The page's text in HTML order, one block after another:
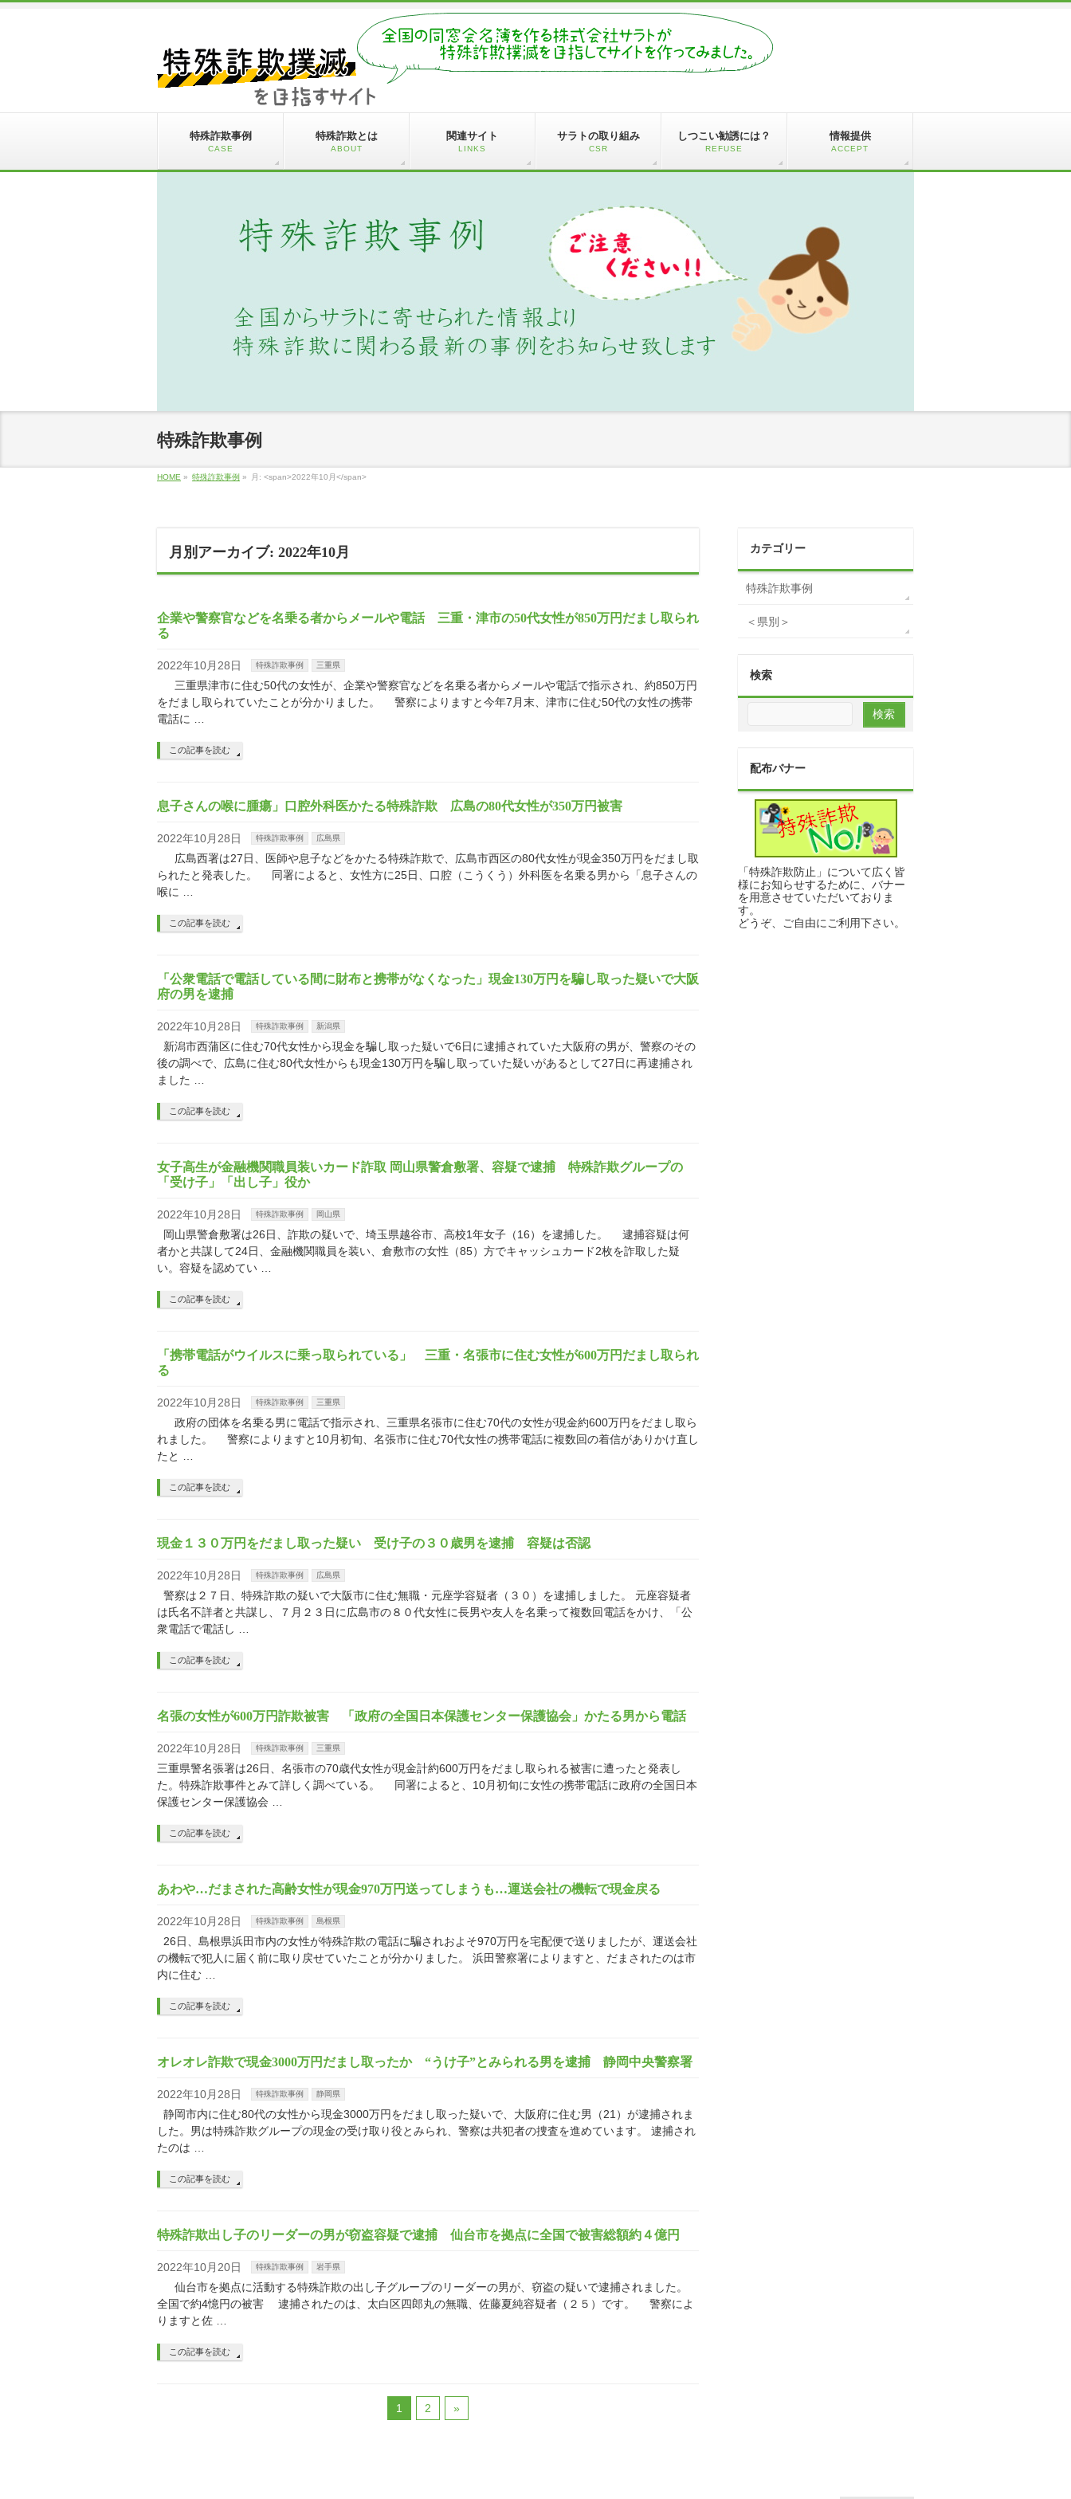
特殊詐欺事例
CASE
特殊詐欺とは
ABOUT
関連サイト
LINKS
サラトの取り組み
CSR
しつこい勧誘には？
REFUSE
情報提供
ACCEPT
特殊詐欺事例
HOME » 特殊詐欺事例 » 月: <span>2022年10月</span>
月別アーカイブ: 2022年10月
企業や警察官などを名乗る者からメールや電話 三重・津市の50代女性が850万円だまし取られ
る
2022年10月28日 特殊詐欺事例 三重県
三重県津市に住む50代の女性が、企業や警察官などを名乗る者からメールや電話で指示され、約850万円
をだまし取られていたことが分かりました。 警察によりますと今年7月末、津市に住む50代の女性の携帯
電話に …
この記事を読む
息子さんの喉に腫瘍」口腔外科医かたる特殊詐欺 広島の80代女性が350万円被害
2022年10月28日 特殊詐欺事例 広島県
広島西署は27日、医師や息子などをかたる特殊詐欺で、広島市西区の80代女性が現金350万円をだまし取
られたと発表した。 同署によると、女性方に25日、口腔（こうくう）外科医を名乗る男から「息子さんの
喉に …
この記事を読む
「公衆電話で電話している間に財布と携帯がなくなった」現金130万円を騙し取った疑いで大阪
府の男を逮捕
2022年10月28日 特殊詐欺事例 新潟県
新潟市西蒲区に住む70代女性から現金を騙し取った疑いで6日に逮捕されていた大阪府の男が、警察のその
後の調べで、広島に住む80代女性からも現金130万円を騙し取っていた疑いがあるとして27日に再逮捕され
ました …
この記事を読む
女子高生が金融機関職員装いカード詐取 岡山県警倉敷署、容疑で逮捕 特殊詐欺グループの
「受け子」「出し子」役か
2022年10月28日 特殊詐欺事例 岡山県
岡山県警倉敷署は26日、詐欺の疑いで、埼玉県越谷市、高校1年女子（16）を逮捕した。 逮捕容疑は何
者かと共謀して24日、金融機関職員を装い、倉敷市の女性（85）方でキャッシュカード2枚を詐取した疑
い。容疑を認めてい …
この記事を読む
「携帯電話がウイルスに乗っ取られている」 三重・名張市に住む女性が600万円だまし取られ
る
2022年10月28日 特殊詐欺事例 三重県
政府の団体を名乗る男に電話で指示され、三重県名張市に住む70代の女性が現金約600万円をだまし取ら
れました。 警察によりますと10月初旬、名張市に住む70代女性の携帯電話に複数回の着信がありかけ直し
たと …
この記事を読む
現金１３０万円をだまし取った疑い 受け子の３０歳男を逮捕 容疑は否認
2022年10月28日 特殊詐欺事例 広島県
警察は２７日、特殊詐欺の疑いで大阪市に住む無職・元座学容疑者（３０）を逮捕しました。 元座容疑者
は氏名不詳者と共謀し、７月２３日に広島市の８０代女性に長男や友人を名乗って複数回電話をかけ、「公
衆電話で電話し …
この記事を読む
名張の女性が600万円詐欺被害 「政府の全国日本保護センター保護協会」かたる男から電話
2022年10月28日 特殊詐欺事例 三重県
三重県警名張署は26日、名張市の70歳代女性が現金計約600万円をだまし取られる被害に遭ったと発表し
た。特殊詐欺事件とみて詳しく調べている。 同署によると、10月初旬に女性の携帯電話に政府の全国日本
保護センター保護協会 …
この記事を読む
あわや…だまされた高齢女性が現金970万円送ってしまうも…運送会社の機転で現金戻る
2022年10月28日 特殊詐欺事例 島根県
26日、島根県浜田市内の女性が特殊詐欺の電話に騙されおよそ970万円を宅配便で送りましたが、運送会社
の機転で犯人に届く前に取り戻せていたことが分かりました。 浜田警察署によりますと、だまされたのは市
内に住む …
この記事を読む
オレオレ詐欺で現金3000万円だまし取ったか “うけ子”とみられる男を逮捕 静岡中央警察署
2022年10月28日 特殊詐欺事例 静岡県
静岡市内に住む80代の女性から現金3000万円をだまし取った疑いで、大阪府に住む男（21）が逮捕されま
した。男は特殊詐欺グループの現金の受け取り役とみられ、警察は共犯者の捜査を進めています。 逮捕され
たのは …
この記事を読む
特殊詐欺出し子のリーダーの男が窃盗容疑で逮捕 仙台市を拠点に全国で被害総額約４億円
2022年10月20日 特殊詐欺事例 岩手県
仙台市を拠点に活動する特殊詐欺の出し子グループのリーダーの男が、窃盗の疑いで逮捕されました。
全国で約4憶円の被害 逮捕されたのは、太白区四郎丸の無職、佐藤夏純容疑者（２５）です。 警察によ
りますと佐 …
この記事を読む
1 2 »
カテゴリー
特殊詐欺事例
＜県別＞
検索
配布バナー
「特殊詐欺防止」について広く皆
様にお知らせするために、バナー
を用意させていただいておりま
す。
どうぞ、ご自由にご利用下さい。